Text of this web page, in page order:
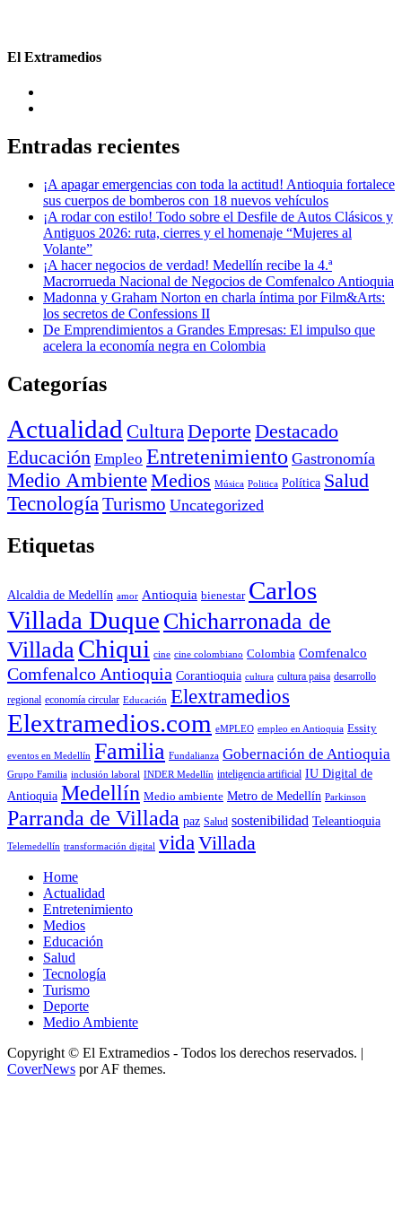
El Extramedios
Entradas recientes
¡A apagar emergencias con toda la actitud! Antioquia fortalece
sus cuerpos de bomberos con 18 nuevos vehículos
¡A rodar con estilo! Todo sobre el Desfile de Autos Clásicos y
Antiguos 2026: ruta, cierres y el homenaje “Mujeres al
Volante”
¡A hacer negocios de verdad! Medellín recibe la 4.ª
Macrorrueda Nacional de Negocios de Comfenalco Antioquia
Madonna y Graham Norton en charla íntima por Film&Arts:
los secretos de Confessions II
De Emprendimientos a Grandes Empresas: El impulso que
acelera la economía negra en Colombia
Categorías
Actualidad CulturaDeporte Destacado
Educación Empleo Entretenimiento Gastronomía
Medio AmbienteMedios Música Politica Política Salud
Tecnología Turismo Uncategorized
Etiquetas
Alcaldia de Medellín amor Antioquia bienestar Carlos
Villada Duque Chicharronada de
Villada Chiqui cine cine colombiano Colombia Comfenalco
Comfenalco Antioquia Corantioquia cultura cultura paisa desarrollo
regional economía circular Educación Elextramedios
Elextramedios.com eMPLEO empleo en Antioquia Essity
eventos en Medellín Familia Fundalianza Gobernación de Antioquia
Grupo Familia inclusión laboral INDER Medellín inteligencia artificial IU Digital de
Antioquia Medellín Medio ambiente Metro de Medellín Parkinson
Parranda de Villada paz Salud sostenibilidad Teleantioquia
Telemedellín transformación digital vida Villada
Home
Actualidad
Entretenimiento
Medios
Educación
Salud
Tecnología
Turismo
Deporte
Medio Ambiente
Copyright © El Extramedios - Todos los derechos reservados. |
CoverNews por AF themes.